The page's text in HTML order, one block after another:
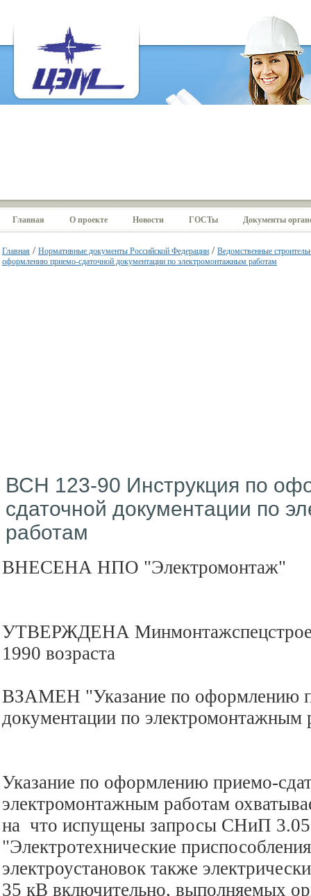
Главная О проекте Новости ГОСТы Документы
Главная / Нормативные документы Российской Федерации / Ведомственные
оформлению приемо-сдаточной документации по электромонтажным работам
ВСН 123-90 Инструкция по
сдаточной документации по
работам
ВНЕСЕНА НПО "Электромонтаж"
УТВЕРЖДЕНА
1990 возраста
ВЗАМЕН "Указание по оформлению
документации по электромонтажным
Указание по оформлению приемо-
электромонтажным работам
на что испущены запросы СНиП
"Электротехнические
электроустановок также
35 кВ включительно, выполняемых